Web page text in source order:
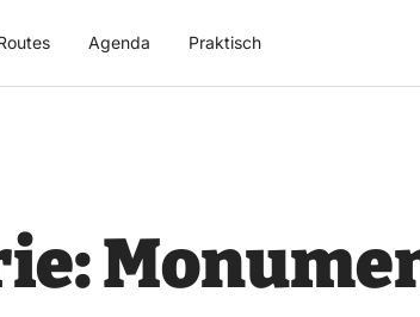
Agenda Praktisch